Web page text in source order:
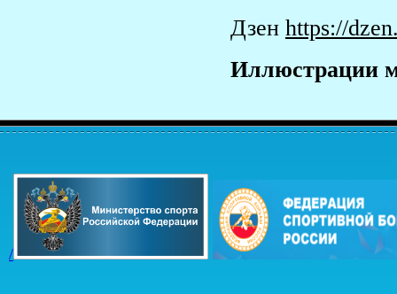
Дзен https://
Иллюстрации
/